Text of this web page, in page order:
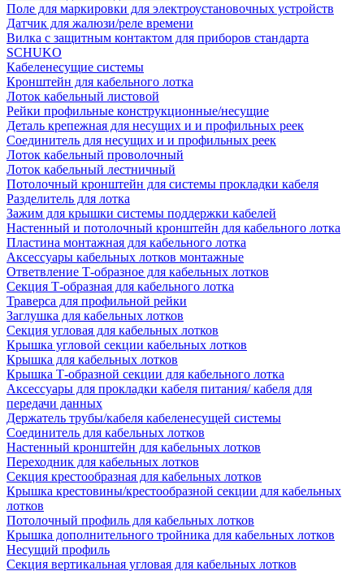
Поле для маркировки для электроустановочных устройств
Датчик для жалюзи/реле времени
Вилка с защитным контактом для приборов стандарта
SCHUKO
Кабеленесущие системы
Кронштейн для кабельного лотка
Лоток кабельный листовой
Рейки профильные конструкционные/несущие
Деталь крепежная для несущих и и профильных реек
Соединитель для несущих и и профильных реек
Лоток кабельный проволочный
Лоток кабельный лестничный
Потолочный кронштейн для системы прокладки кабеля
Разделитель для лотка
Зажим для крышки системы поддержки кабелей
Настенный и потолочный кронштейн для кабельного лотка
Пластина монтажная для кабельного лотка
Аксессуары кабельных лотков монтажные
Ответвление Т-образное для кабельных лотков
Секция Т-образная для кабельного лотка
Траверса для профильной рейки
Заглушка для кабельных лотков
Секция угловая для кабельных лотков
Крышка угловой секции кабельных лотков
Крышка для кабельных лотков
Крышка Т-образной секции для кабельного лотка
Аксессуары для прокладки кабеля питания/ кабеля для
передачи данных
Держатель трубы/кабеля кабеленесущей системы
Соединитель для кабельных лотков
Настенный кронштейн для кабельных лотков
Переходник для кабельных лотков
Секция крестообразная для кабельных лотков
Крышка крестовины/крестообразной секции для кабельных
лотков
Потолочный профиль для кабельных лотков
Крышка дополнительного тройника для кабельных лотков
Несущий профиль
Секция вертикальная угловая для кабельных лотков